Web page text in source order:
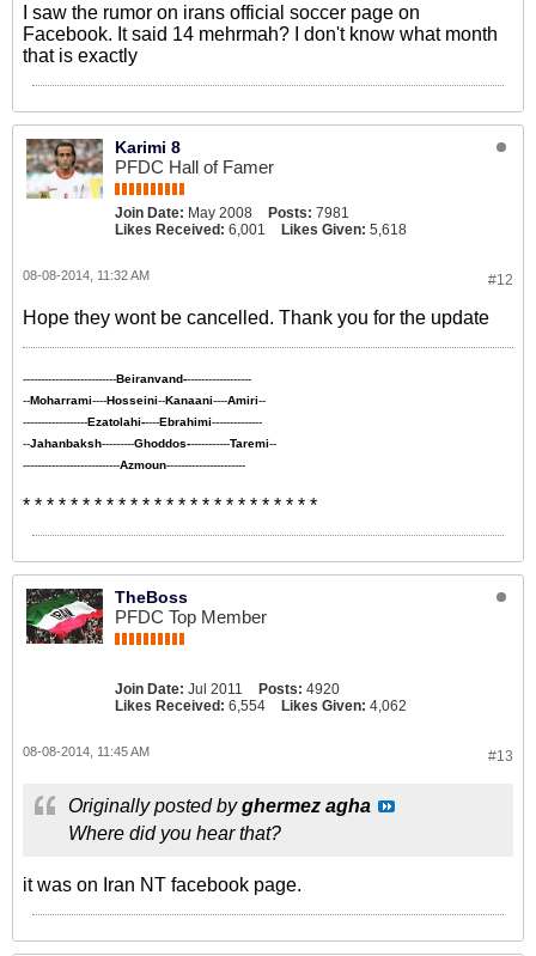
I saw the rumor on irans official soccer page on
Facebook. It said 14 mehrmah? I don't know what month
that is exactly
Karimi 8
PFDC Hall of Famer
Join Date: May 2008 Posts: 7981
Likes Received: 6,001 Likes Given: 5,618
#12
08-08-2014, 11:32 AM
Hope they wont be cancelled. Thank you for the update
--------------------------Beiranvand-------------------
--Moharrami----Hosseini--Kanaani----Amiri--
------------------Ezatolahi-----Ebrahimi--------------
--Jahanbaksh---------Ghoddos------------Taremi--
---------------------------Azmoun----------------------
* * * * * * * * * * * * * * * * * * * * * * * * *
TheBoss
PFDC Top Member
Join Date: Jul 2011 Posts: 4920
Likes Received: 6,554 Likes Given: 4,062
#13
08-08-2014, 11:45 AM
Originally posted byghermez agha
Where did you hear that?
it was on Iran NT facebook page.